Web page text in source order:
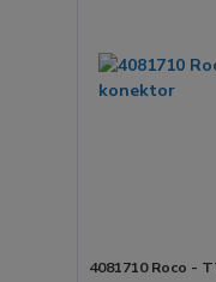
4081710 Roco -